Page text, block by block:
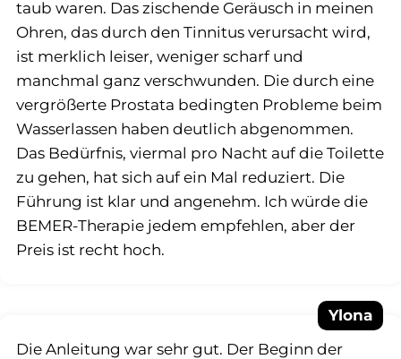
taub waren. Das zischende Geräusch in meinen
Ohren, das durch den Tinnitus verursacht wird,
ist merklich leiser, weniger scharf und
manchmal ganz verschwunden. Die durch eine
vergrößerte Prostata bedingten Probleme beim
Wasserlassen haben deutlich abgenommen.
Das Bedürfnis, viermal pro Nacht auf die Toilette
zu gehen, hat sich auf ein Mal reduziert. Die
Führung ist klar und angenehm. Ich würde die
BEMER-Therapie jedem empfehlen, aber der
Preis ist recht hoch.
Ylona
Die Anleitung war sehr gut. Der Beginn der